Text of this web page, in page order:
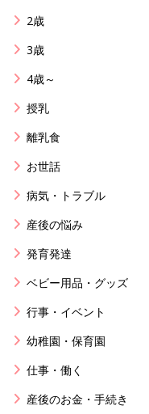
2歳
3歳
4歳～
授乳
離乳食
お世話
病気・トラブル
産後の悩み
発育発達
ベビー用品・グッズ
行事・イベント
幼稚園・保育園
仕事・働く
産後のお金・手続き